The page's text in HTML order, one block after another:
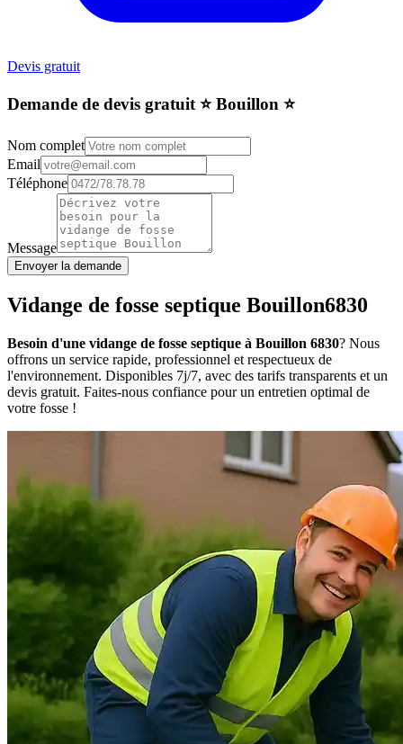
Devis gratuit
Demande de devis gratuit ⭐️ Bouillon ⭐️
Nom complet
Email
Téléphone
Message
Envoyer la demande
Vidange de fosse septique Bouillon6830
Besoin d'une vidange de fosse septique à Bouillon 6830? Nous
offrons un service rapide, professionnel et respectueux de
l'environnement. Disponibles 7j/7, avec des tarifs transparents et un
devis gratuit. Faites-nous confiance pour un entretien optimal de
votre fosse !